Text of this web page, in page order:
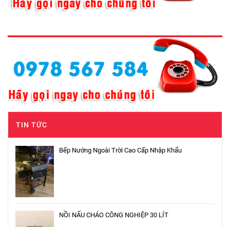
TIN TỨC
Bếp Nướng Ngoài Trời Cao Cấp Nhập Khẩu
NỒI NẤU CHÁO CÔNG NGHIỆP 30 LÍT